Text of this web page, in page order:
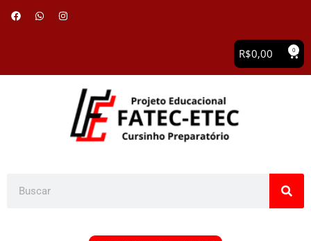
R$0,00 0